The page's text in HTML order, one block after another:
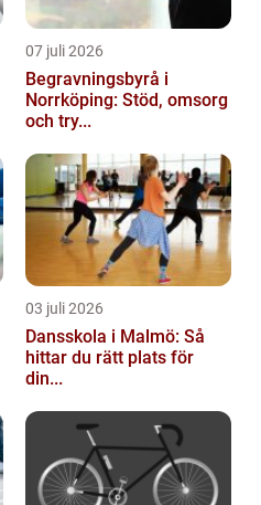
07 juli 2026
Begravningsbyrå i
Norrköping: Stöd, omsorg
och try...
03 juli 2026
Dansskola i Malmö: Så
hittar du rätt plats för
din...